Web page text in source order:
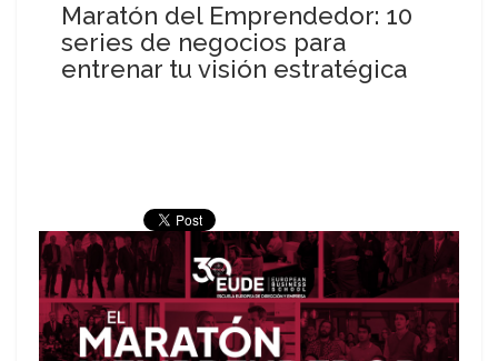
Maratón del Emprendedor: 10
series de negocios para
entrenar tu visión estratégica